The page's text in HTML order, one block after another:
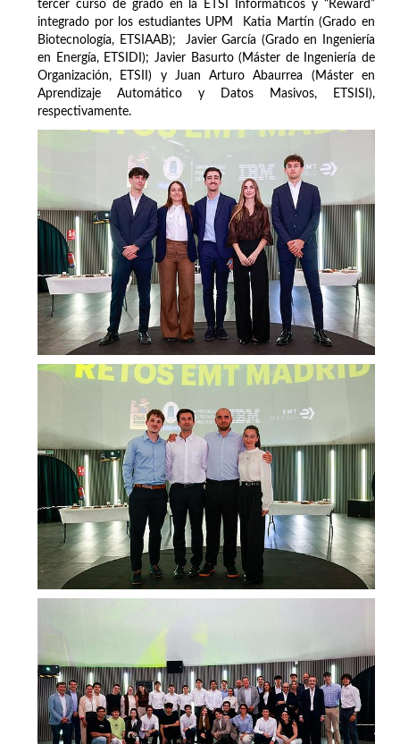
tercer curso de grado en la ETSI Informáticos y “Reward”
integrado por los estudiantes UPM Katia Martín (Grado en
Biotecnología, ETSIAAB); Javier García (Grado en Ingeniería
en Energía, ETSIDI); Javier Basurto (Máster de Ingeniería de
Organización, ETSII) y Juan Arturo Abaurrea (Máster en
Aprendizaje Automático y Datos Masivos, ETSISI),
respectivamente.